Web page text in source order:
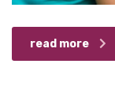
read more